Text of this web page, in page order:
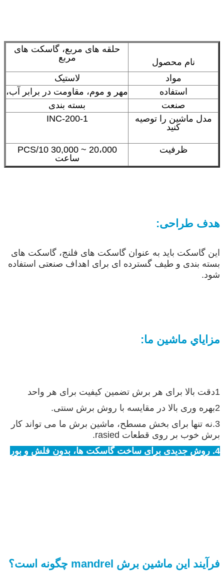
نام محصول
حلقه های مربع، گاسکت های
مربع
مواد
لاستیک
استفاده
مهر و موم، مقاومت در برابر آب،
صنعت
بسته بندی
مدل ماشین را توصیه
کنید
INC-200-1
ظرفیت
20،000 ~ 30,000 PCS/10
ساعت
هدف طراحی:
این گاسکت باید به عنوان گاسکت های فلنج، گاسکت های
بسته بندی و طیف گسترده ای برای اهداف صنعتی استفاده
شود.
مزاياي ماشين ما:
1دقت بالا برای هر برش تضمین کیفیت برای هر واحد
2بهره وری بالا در مقایسه با روش برش سنتی.
3.نه تنها برای بخش مسطح، ماشین برش ما می تواند کار
برش خوب بر روی قطعات rasied.
4. روش جدیدی برای ساخت گاسکت ها، بدون فلش و بور
فرآیند این ماشین برش mandrel چگونه است؟